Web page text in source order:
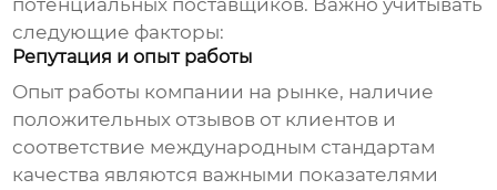
потенциальных поставщиков. Важно учитывать
следующие факторы:
Репутация и опыт работы
Опыт работы компании на рынке, наличие
положительных отзывов от клиентов и
соответствие международным стандартам
качества являются важными показателями